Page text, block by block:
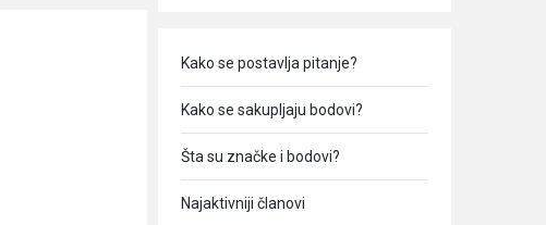
Kako se postavlja pitanje?
Kako se sakupljaju bodovi?
Šta su značke i bodovi?
Najaktivniji članovi